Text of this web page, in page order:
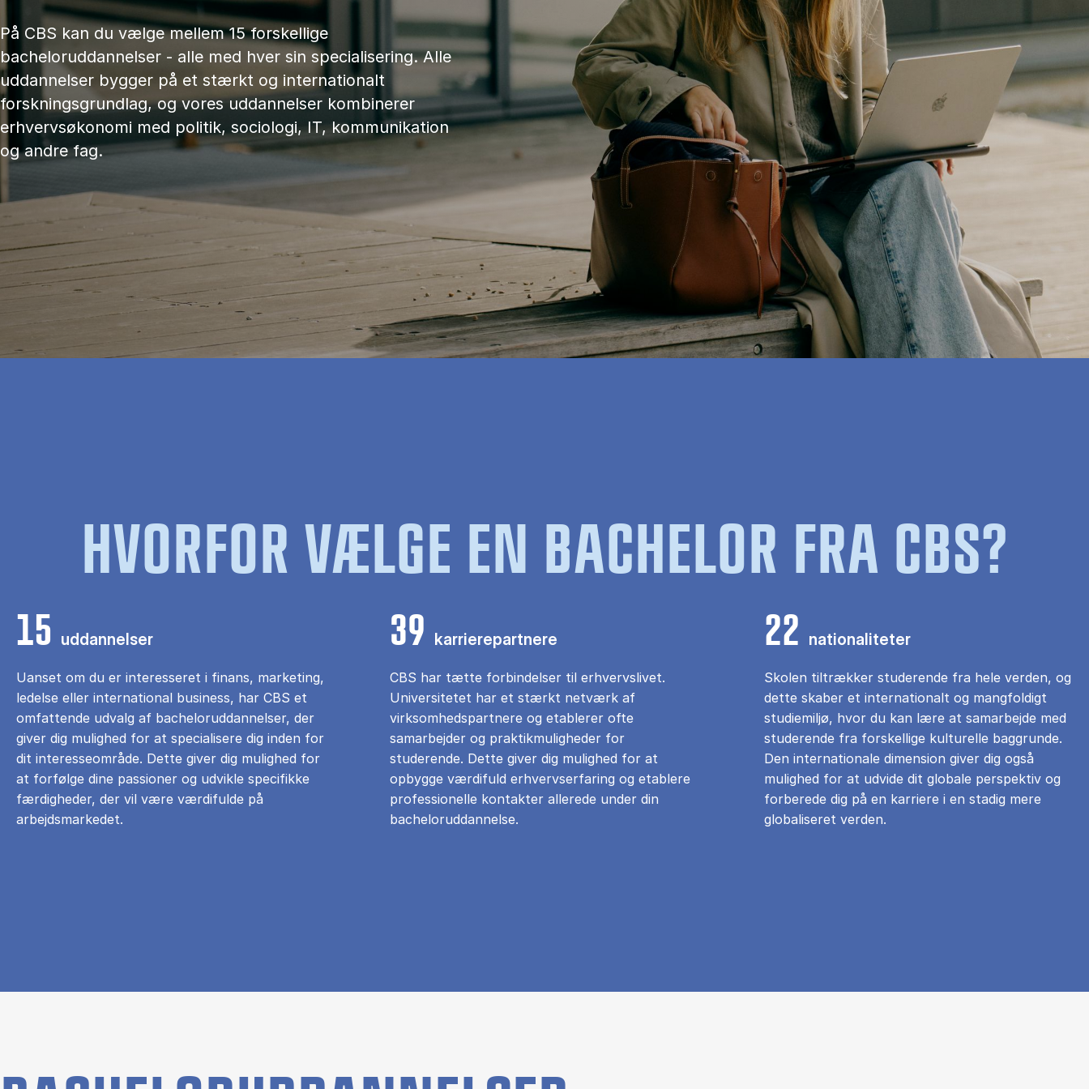
På CBS kan du vælge mellem 15 forskellige
bacheloruddannelser - alle med hver sin specialisering. Alle
uddannelser bygger på et stærkt og internationalt
forskningsgrundlag, og vores uddannelser kombinerer
erhvervsøkonomi med politik, sociologi, IT, kommunikation
og andre fag.
HVORFOR VÆLGE EN BACHELOR FRA CBS?
15 uddannelser
Uanset om du er interesseret i finans, marketing,
ledelse eller international business, har CBS et
omfattende udvalg af bacheloruddannelser, der
giver dig mulighed for at specialisere dig inden for
dit interesseområde. Dette giver dig mulighed for
at forfølge dine passioner og udvikle specifikke
færdigheder, der vil være værdifulde på
arbejdsmarkedet.
39 karrierepartnere
CBS har tætte forbindelser til erhvervslivet.
Universitetet har et stærkt netværk af
virksomhedspartnere og etablerer ofte
samarbejder og praktikmuligheder for
studerende. Dette giver dig mulighed for at
opbygge værdifuld erhvervserfaring og etablere
professionelle kontakter allerede under din
bacheloruddannelse.
22 nationaliteter
Skolen tiltrækker studerende fra hele verden, og
dette skaber et internationalt og mangfoldigt
studiemiljø, hvor du kan lære at samarbejde med
studerende fra forskellige kulturelle baggrunde.
Den internationale dimension giver dig også
mulighed for at udvide dit globale perspektiv og
forberede dig på en karriere i en stadig mere
globaliseret verden.